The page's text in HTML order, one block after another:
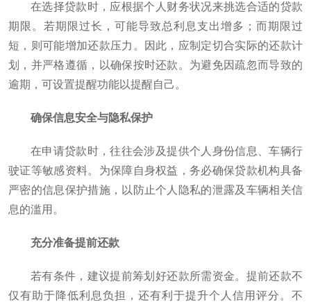
在选择贷款时，应根据个人财务状况来挑选合适的贷款
期限。若期限过长，可能导致总利息支出增多；而期限过
短，则可能增加还款压力。因此，应制定切合实际的还款计
划，并严格遵循，以确保按时还款。为避免因疏忽而导致的
逾期，可设置提醒功能以提醒自己。
确保信息安全与隐私保护
在申请贷款时，往往会涉及提供个人身份信息、车辆行
驶证等敏感资料。为保障自身权益，务必确保贷款机构具备
严密的信息保护措施，以防止个人隐私的泄露及车辆相关信
息的滥用。
充分准备提前还款
若有条件，建议提前筹划好还款所需资金。提前还款不
仅有助于降低利息负担，还有利于提升个人信用评分。不